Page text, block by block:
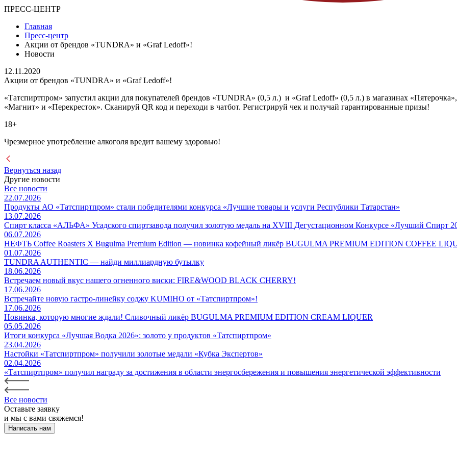
ПРЕСС-ЦЕНТР
Главная
Пресс-центр
Акции от брендов «TUNDRA» и «Graf Ledoff»!
Новости
12.11.2020
Акции от брендов «TUNDRA» и «Graf Ledoff»!
«Татспиртпром» запустил акции для покупателей брендов «TUNDRA» (0,5 л.) и «Graf Ledoff» (0,5 л.) в магазинах «Пятерочка»,
«Магнит» и «Перекресток». Сканируй QR код и переходи в чатбот. Регистрируй чек и получай гарантированные призы!
18+
Чрезмерное употребление алкоголя вредит вашему здоровью!
Вернуться назад
Другие новости
Все новости
22.07.2026
Продукты АО «Татспиртпром» стали победителями конкурса «Лучшие товары и услуги Республики Татарстан»
13.07.2026
Спирт класса «АЛЬФА» Усадского спиртзавода получил золотую медаль на XVIII Дегустационном Конкурсе «Лучший Спирт
06.07.2026
НЕФТЬ Coffee Roasters Х Bugulma Premium Edition — новинка кофейный ликёр BUGULMA PREMIUM EDITION COFFEE
01.07.2026
TUNDRA AUTHENTIC — найди миллиардную бутылку
18.06.2026
Встречаем новый вкус нашего огненного виски: FIRE&WOOD BLACK CHERRY!
17.06.2026
Встречайте новую гастро-линейку соджу KUMIHO от «Татспиртпром»!
17.06.2026
Новинка, которую многие ждали! Сливочный ликёр BUGULMA PREMIUM EDITION CREAM LIQUER
05.05.2026
Итоги конкурса «Лучшая Водка 2026»: золото у продуктов «Татспиртпром»
23.04.2026
Настойки «Татспиртпром» получили золотые медали «Кубка Экспертов»
02.04.2026
«Татспиртпром» получил награду за достижения в области энергосбережения и повышения энергетической эффективности
Все новости
Оставьте заявку
и мы с вами свяжемся!
Написать нам